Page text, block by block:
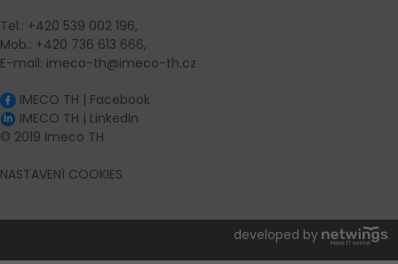
Tel.: +420 539 002 196,
Mob.: +420 736 613 666,
E-mail: imeco-th@imeco-th.cz
IMECO TH | Facebook
IMECO TH | LinkedIn
© 2019 Imeco TH
NASTAVENÍ COOKIES
developed by